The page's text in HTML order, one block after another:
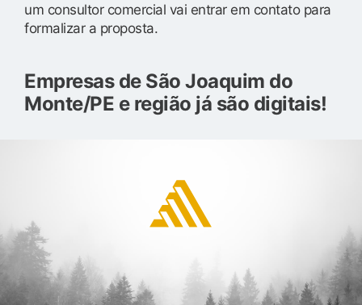
um consultor comercial vai entrar em contato para
formalizar a proposta.
Empresas de São Joaquim do
Monte/PE e região já são digitais!